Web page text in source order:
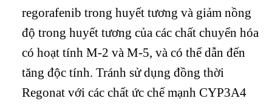
regorafenib trong huyết tương và giảm nồng
độ trong huyết tương của các chất chuyển hóa
có hoạt tính M-2 và M-5, và có thể dẫn đến
tăng độc tính. Tránh sử dụng đồng thời
Regonat với các chất ức chế mạnh CYP3A4